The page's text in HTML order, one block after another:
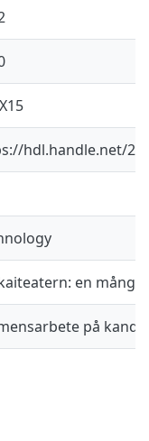
hdl.handle.net/
en
på